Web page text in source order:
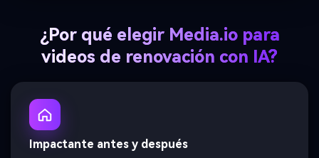
¿Por qué elegir Media.io para
videos de renovación con IA?
Impactante antes y después